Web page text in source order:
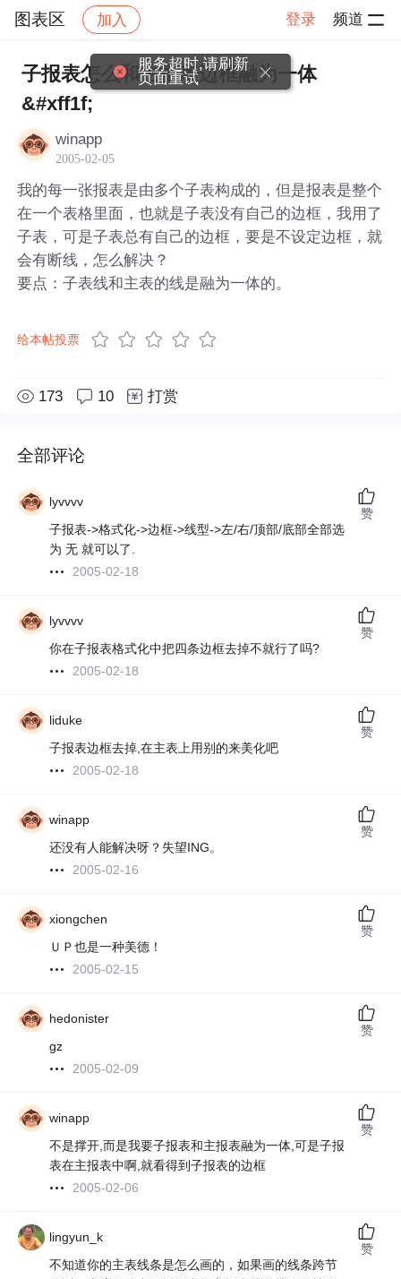
图表区 加入 登录 频道
社区 图表区 帖子详情
子报表怎么和主报表边框融为一体
&#xff1f;
winapp
2005-02-05
我的每一张报表是由多个子表构成的，但是报表是整个
在一个表格里面，也就是子表没有自己的边框，我用了
子表，可是子表总有自己的边框，要是不设定边框，就
会有断线，怎么解决？
要点：子表线和主表的线是融为一体的。
给本帖投票
173 10 打赏
全部评论
lyvvvv
子报表->格式化->边框->线型->左/右/顶部/底部全部选
为 无 就可以了.
2005-02-18
赞
lyvvvv
你在子报表格式化中把四条边框去掉不就行了吗?
2005-02-18
赞
liduke
子报表边框去掉,在主表上用别的来美化吧
2005-02-18
赞
winapp
还没有人能解决呀？失望ING。
2005-02-16
赞
xiongchen
ＵＰ也是一种美德！
2005-02-15
赞
hedonister
gz
2005-02-09
赞
winapp
不是撑开,而是我要子报表和主报表融为一体,可是子报
表在主报表中啊,就看得到子报表的边框
2005-02-06
赞
lingyun_k
不知道你的主表线条是怎么画的，如果画的线条跨节
赞
服务超时,请刷新
页面重试